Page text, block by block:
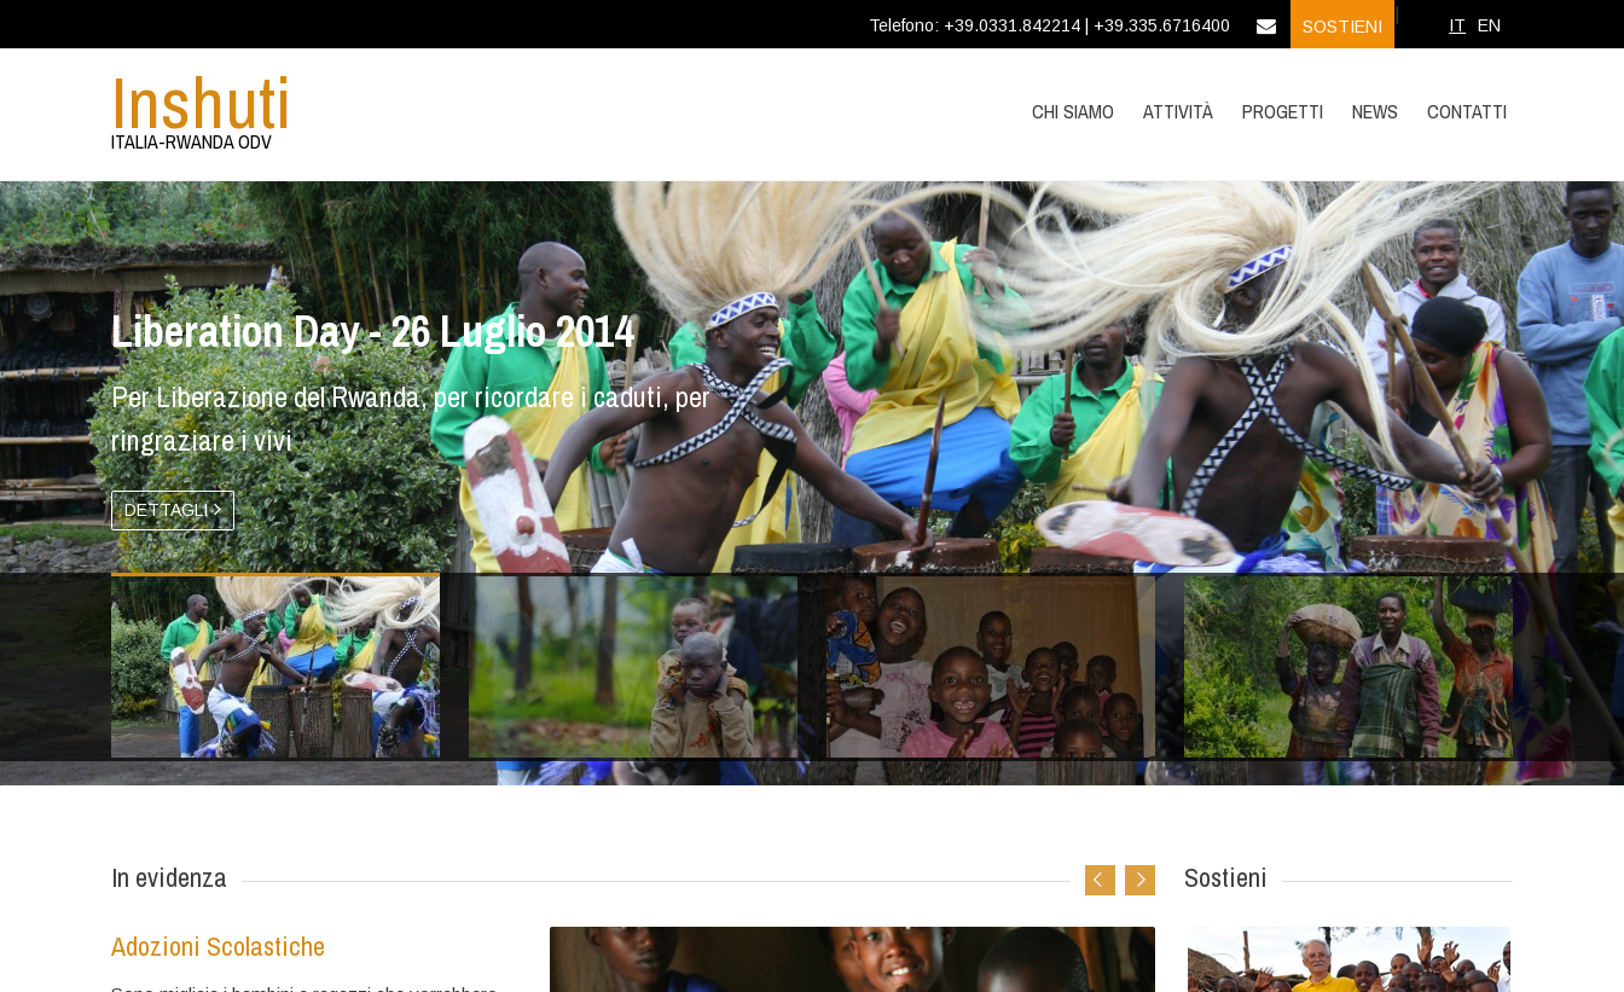
Telefono: +39.0331.842214 | +39.335.6716400 SOSTIENI IT EN
Inshuti
ITALIA-RWANDA ODV
CHI SIAMO ATTIVITÀ PROGETTI NEWS CONTATTI
Liberation Day - 26 Luglio 2014
Per Liberazione del Rwanda, per ricordare i caduti, per
ringraziare i vivi
DETTAGLI
In evidenza
Adozioni Scolastiche
Sostieni